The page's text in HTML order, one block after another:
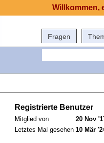
Fragen
Registrierte Benutzer
Mitglied von
20 Nov
Letztes Mal gesehen 10 Mär
Willkommen,